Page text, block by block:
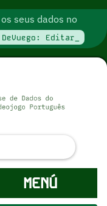
seus dados no
Editar_
MENÚ